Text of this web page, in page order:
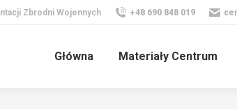
Zbrodni Wojennych +48 690 848 019
Główna Materiały Centrum